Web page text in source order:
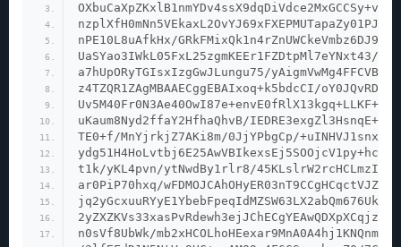
nPE10L8uAfkHx/
UaSYao3IWkL05FxL25zgmKEEr1FZDtpMl7eYNxt43/
a7hUpORyTGIsxIzgGwJLungu75/
z4TZQR1ZAgMBAAECggEBAIxoq+k5bdcCI/
uKaum8Nyd2ffaY2HfhaQhvB/
TE0+f/MnYjrkjZ7AKi8m/0JjYPbgCp/
t1k/yKL4pvn/ytNwdBy1rlr8/
ar0PiP70hxq/
n0sVf8UbWk/